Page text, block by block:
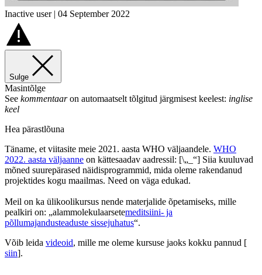
Inactive user | 04 September 2022
Sulge
Masintõlge
See kommentaaron automaatselt tõlgitud järgmisest keelest: inglise
keel
Hea pärastlõuna
Täname, et viitasite meie 2021. aasta WHO väljaandele. WHO
2022. aasta väljaanne on kättesaadav aadressil: [\„_“] Siia kuuluvad
mõned suurepärased näidisprogrammid, mida oleme rakendanud
projektides kogu maailmas. Need on väga edukad.
Meil on ka ülikoolikursus nende materjalide õpetamiseks, mille
pealkiri on: „alammolekulaarsetemeditsiini- ja
põllumajandusteaduste sissejuhatus“.
Võib leida videoid, mille me oleme kursuse jaoks kokku pannud [
siin].